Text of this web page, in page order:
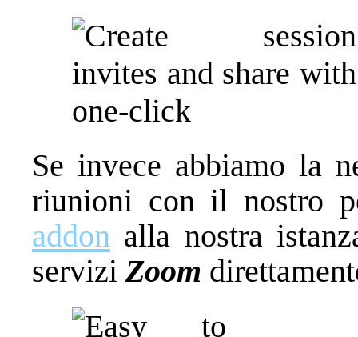
Se invece abbiamo la
riunioni con il nostro
addon alla nostra
servizi Zoom